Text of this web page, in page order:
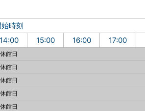
始時刻
14:00 15:00 16:00 17:00
休館日
休館日
休館日
休館日
休館日